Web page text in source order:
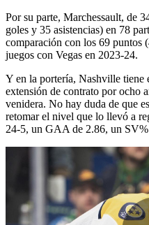
Por su parte, Marchessault, de
goles y 35 asistencias) en 78
comparación con los 69 puntos
juegos con Vegas en 2023-24.
Y en la portería, Nashville tiene
extensión de contrato por ocho
venidera. No hay duda de que
retomar el nivel que lo llevó a
24-5, un GAA de 2.86, un SV%